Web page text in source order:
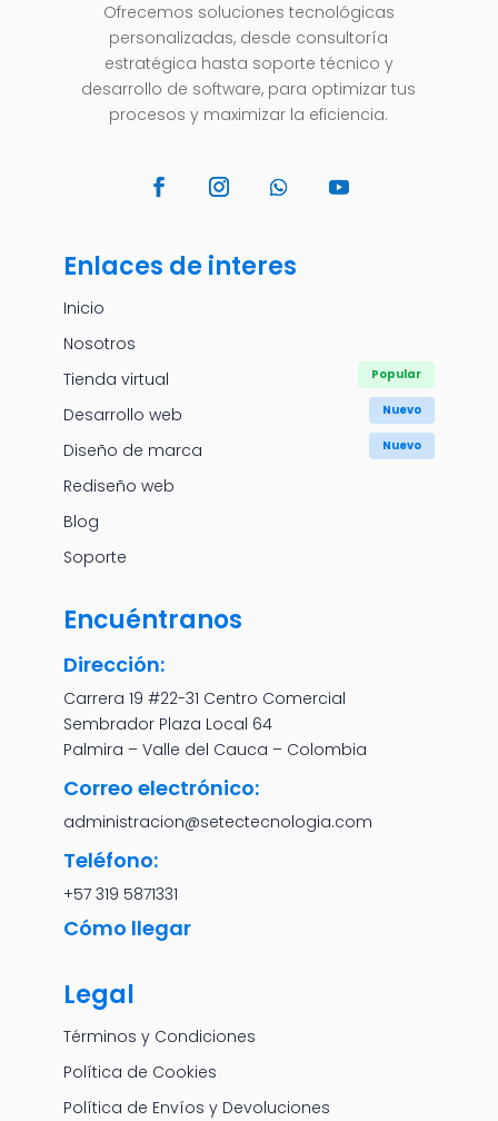
Ofrecemos soluciones tecnológicas
personalizadas, desde consultoría
estratégica hasta soporte técnico y
desarrollo de software, para optimizar tus
procesos y maximizar la eficiencia.
Enlaces de interes
Inicio
Nosotros
Tienda virtual
Desarrollo web
Diseño de marca
Rediseño web
Blog
Soporte
Encuéntranos
Dirección:
Carrera 19 #22-31 Centro Comercial
Sembrador Plaza Local 64
Palmira – Valle del Cauca – Colombia
Correo electrónico:
administracion@setectecnologia.com
Teléfono:
+57 319 5871331
Cómo llegar
Legal
Términos y Condiciones
Política de Cookies
Política de Envíos y Devoluciones